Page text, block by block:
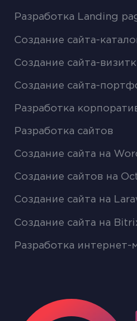
Разработка Landing
Создание сайта-
Создание сайта-
Создание сайта-
Разработка
Разработка сайтов
Создание сайта на
Создание сайтов на
Создание сайта на
Создание сайта на
Разработка интернет-